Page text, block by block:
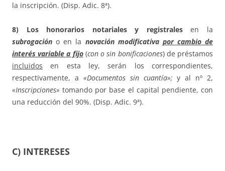
la inscripción. (Disp. Adic. 8ª).
8) Los honorarios notariales y registralesen la
subrogacióno en la novación modificativa por cambio de
interés variable a fijo(con o sin bonificaciones) de préstamos
incluidos en esta ley, serán los correspondientes,
respectivamente, a «Documentos sin cuantía»; y al nº 2,
«Inscripciones»tomando por base el capital pendiente, con
una reducción del 90%. (Disp. Adic. 9ª).
C) INTERESES